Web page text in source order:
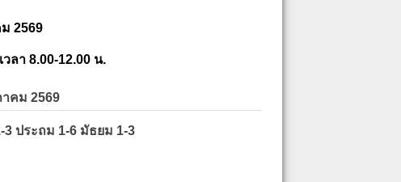
2569
ลา 8.00-12.00 น.
คม 2569
ประถม 1-6 มัธยม 1-3